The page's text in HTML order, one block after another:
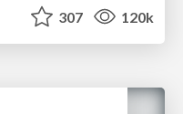
307 120k